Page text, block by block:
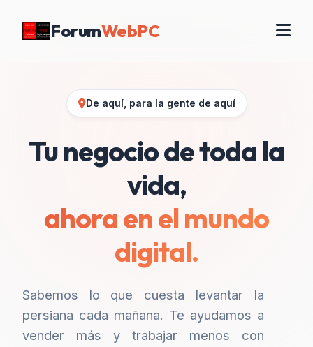
ForumWebPC
De aquí, para la gente de aquí
Tu negocio de toda la
vida,
ahora en el mundo
digital.
Sabemos lo que cuesta levantar la
persiana cada mañana. Te ayudamos a
vender más y trabajar menos con